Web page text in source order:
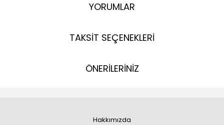
YORUMLAR
TAKSİT SEÇENEKLERİ
ÖNERİLERİNİZ
Hakkımızda